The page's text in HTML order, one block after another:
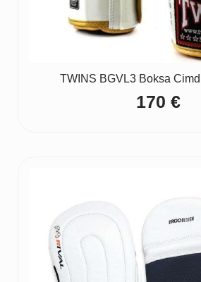
TWINS BGVL3 Boksa
170 €